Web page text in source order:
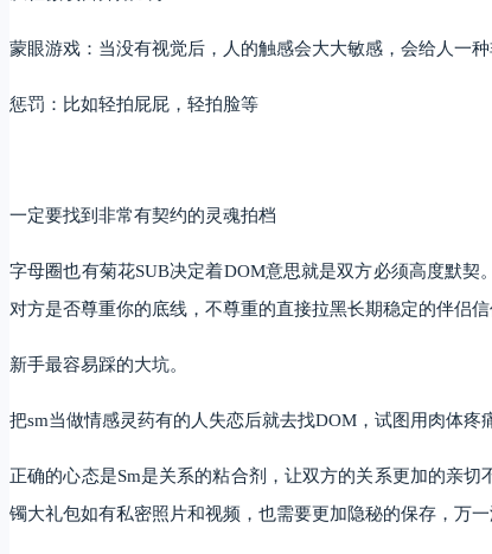
蒙眼游戏：当没有视觉后，人的触感会大大敏感，会给人一种
惩罚：比如轻拍屁屁，轻拍脸等
一定要找到非常有契约的灵魂拍档
字母圈也有菊花SUB决定着DOM意思就是双方必须高度默
对方是否尊重你的底线，不尊重的直接拉黑长期稳定的伴侣
新手最容易踩的大坑。
把sm当做情感灵药有的人失恋后就去找DOM，试图用肉体疼
正确的心态是Sm是关系的粘合剂，让双方的关系更加的亲
镯大礼包如有私密照片和视频，也需要更加隐秘的保存，万一